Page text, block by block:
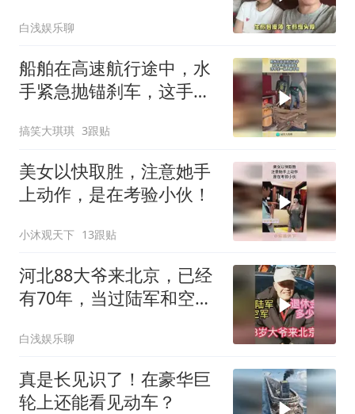
白浅娱乐聊
船舶在高速航行途中，水
手紧急抛锚刹车，这手法
搞笑大琪琪 3跟贴
美女以快取胜，注意她手
上动作，是在考验小伙！
小沐观天下 13跟贴
河北88大爷来北京，已经
有70年，当过陆军和空
白浅娱乐聊
真是长见识了！在豪华巨
轮上还能看见动车？